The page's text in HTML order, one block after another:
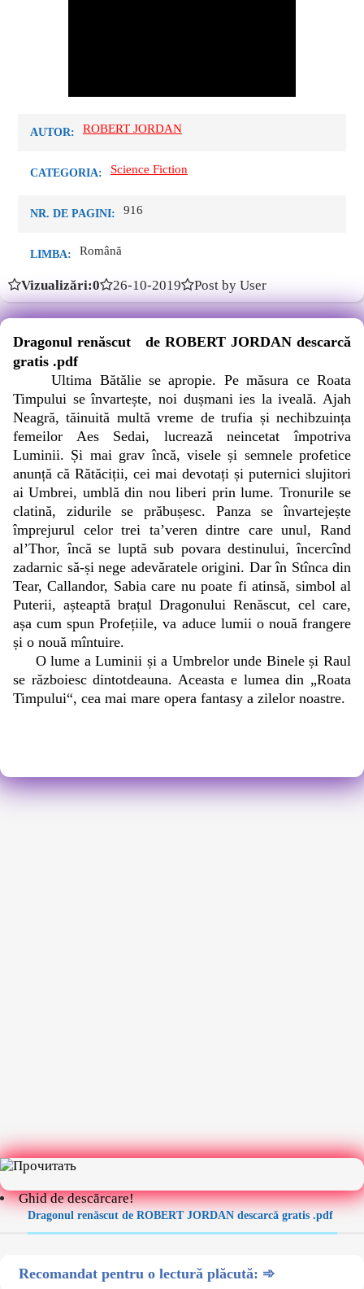
AUTOR: ROBERT JORDAN
CATEGORIA: Science Fiction
NR. DE PAGINI: 916
LIMBA: Română
Vizualizări:0 26-10-2019 Post by User
Dragonul renăscut de ROBERT JORDAN descarcă
gratis .pdf
Ultima Bătălie se apropie. Pe măsura ce Roata
Timpului se învartește, noi dușmani ies la iveală. Ajah
Neagră, tăinuită multă vreme de trufia și nechibzuința
femeilor Aes Sedai, lucrează neincetat împotriva
Luminii. Și mai grav încă, visele și semnele profetice
anunță că Rătăciții, cei mai devotați și puternici slujitori
ai Umbrei, umblă din nou liberi prin lume. Tronurile se
clatină, zidurile se prăbușesc. Panza se învartejește
împrejurul celor trei ta’veren dintre care unul, Rand
al’Thor, încă se luptă sub povara destinului, încercînd
zadarnic să-și nege adevăratele origini. Dar în Stînca din
Tear, Callandor, Sabia care nu poate fi atinsă, simbol al
Puterii, așteaptă brațul Dragonului Renăscut, cel care,
așa cum spun Profețiile, va aduce lumii o nouă frangere
și o nouă mîntuire.
O lume a Luminii și a Umbrelor unde Binele și Raul
se războiesc dintotdeauna. Aceasta e lumea din „Roata
Timpului“, cea mai mare opera fantasy a zilelor noastre.
Ghid de descărcare!
Dragonul renăscut de ROBERT JORDAN descarcă gratis .pdf
Recomandat pentru o lectură plăcută: ➾